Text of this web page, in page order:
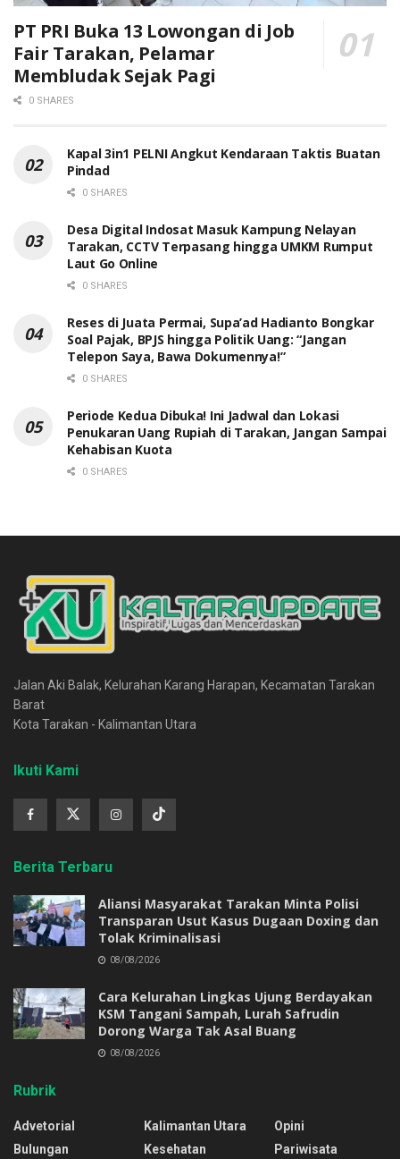
PT PRI Buka 13 Lowongan di Job
Fair Tarakan, Pelamar
Membludak Sejak Pagi
0 SHARES
Kapal 3in1 PELNI Angkut Kendaraan Taktis Buatan
Pindad
0 SHARES
Desa Digital Indosat Masuk Kampung Nelayan
Tarakan, CCTV Terpasang hingga UMKM Rumput
Laut Go Online
0 SHARES
Reses di Juata Permai, Supa’ad Hadianto Bongkar
Soal Pajak, BPJS hingga Politik Uang: “Jangan
Telepon Saya, Bawa Dokumennya!”
0 SHARES
Periode Kedua Dibuka! Ini Jadwal dan Lokasi
Penukaran Uang Rupiah di Tarakan, Jangan Sampai
Kehabisan Kuota
0 SHARES
Jalan Aki Balak, Kelurahan Karang Harapan, Kecamatan Tarakan
Barat
Kota Tarakan - Kalimantan Utara
Ikuti Kami
Berita Terbaru
Aliansi Masyarakat Tarakan Minta Polisi
Transparan Usut Kasus Dugaan Doxing dan
Tolak Kriminalisasi
08/08/2026
Cara Kelurahan Lingkas Ujung Berdayakan
KSM Tangani Sampah, Lurah Safrudin
Dorong Warga Tak Asal Buang
08/08/2026
Rubrik
Advetorial
Bulungan
Kalimantan Utara
Kesehatan
Opini
Pariwisata